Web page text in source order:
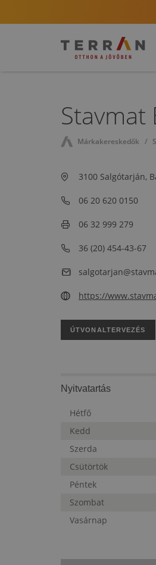
Stavmat
Márkakereskedők
3100 Salgótarján,
06 20 620 0150
06 32 999 279
36 (20) 454-43-67
https://
ÚTVONALTERVEZÉS
Nyitvatartás
Hétfő
Kedd
Szerda
Csütörtök
Péntek
Szombat
Vasárnap